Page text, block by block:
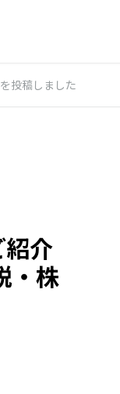
投稿しました
介
・株